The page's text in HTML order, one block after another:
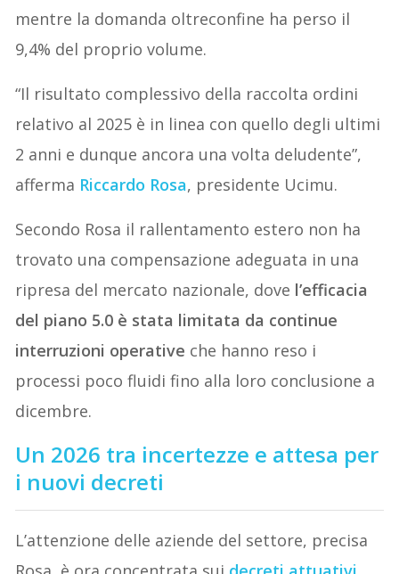
mentre la domanda oltreconfine ha perso il
9,4% del proprio volume.
“Il risultato complessivo della raccolta ordini
relativo al 2025 è in linea con quello degli ultimi
2 anni e dunque ancora una volta deludente”,
afferma Riccardo Rosa, presidente Ucimu.
Secondo Rosa il rallentamento estero non ha
trovato una compensazione adeguata in una
ripresa del mercato nazionale, dove l’efficacia
del piano 5.0 è stata limitata da continue
interruzioni operative che hanno reso i
processi poco fluidi fino alla loro conclusione a
dicembre.
Un 2026 tra incertezze e attesa per
i nuovi decreti
L’attenzione delle aziende del settore, precisa